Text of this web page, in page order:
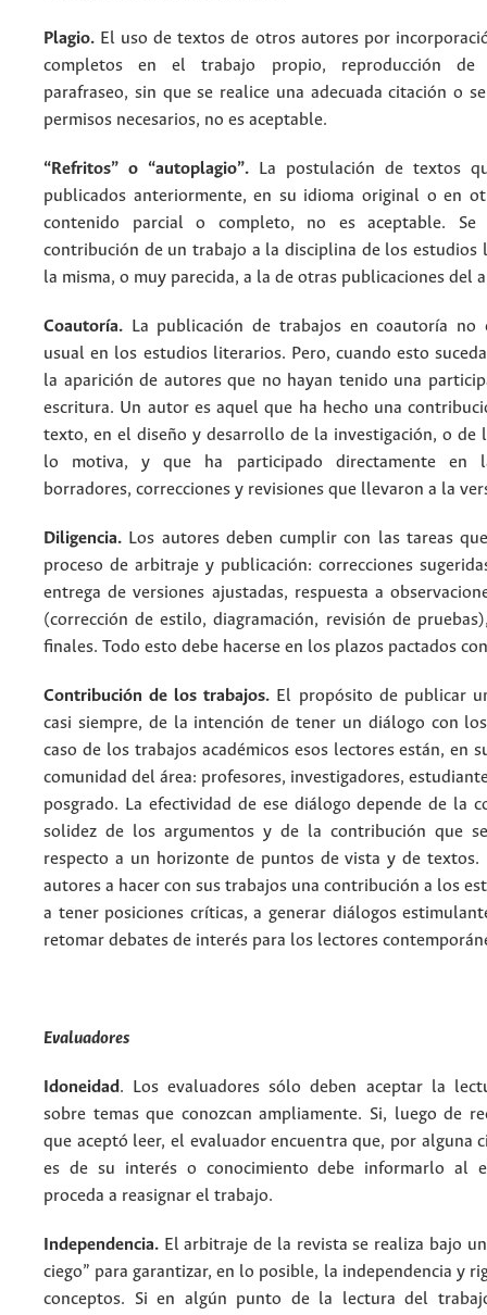
Plagio. El uso de textos de otros autores por
completos en el trabajo propio, reproducción de
parafraseo, sin que se realice una adecuada citación o
permisos necesarios, no es aceptable.
“Refritos” o “autoplagio”. La postulación de textos
publicados anteriormente, en su idioma original o en
contenido parcial o completo, no es aceptable. Se
contribución de un trabajo a la disciplina de los estudios
la misma, o muy parecida, a la de otras publicaciones del
Coautoría. La publicación de trabajos en coautoría no
usual en los estudios literarios. Pero, cuando esto
la aparición de autores que no hayan tenido una
escritura. Un autor es aquel que ha hecho una
texto, en el diseño y desarrollo de la investigación, o de
lo motiva, y que ha participado directamente en
borradores, correcciones y revisiones que llevaron a la
Diligencia. Los autores deben cumplir con las tareas
proceso de arbitraje y publicación: correcciones
entrega de versiones ajustadas, respuesta a
(corrección de estilo, diagramación, revisión de
finales. Todo esto debe hacerse en los plazos pactados
Contribución de los trabajos. El propósito de publicar
casi siempre, de la intención de tener un diálogo con
caso de los trabajos académicos esos lectores están, en
comunidad del área: profesores, investigadores,
posgrado. La efectividad de ese diálogo depende de la
solidez de los argumentos y de la contribución que
respecto a un horizonte de puntos de vista y de textos.
autores a hacer con sus trabajos una contribución a los
a tener posiciones críticas, a generar diálogos
retomar debates de interés para los lectores
Evaluadores
Idoneidad. Los evaluadores sólo deben aceptar la
sobre temas que conozcan ampliamente. Si, luego de
que aceptó leer, el evaluador encuentra que, por alguna
es de su interés o conocimiento debe informarlo al
proceda a reasignar el trabajo.
Independencia. El arbitraje de la revista se realiza bajo
ciego” para garantizar, en lo posible, la independencia y
conceptos. Si en algún punto de la lectura del